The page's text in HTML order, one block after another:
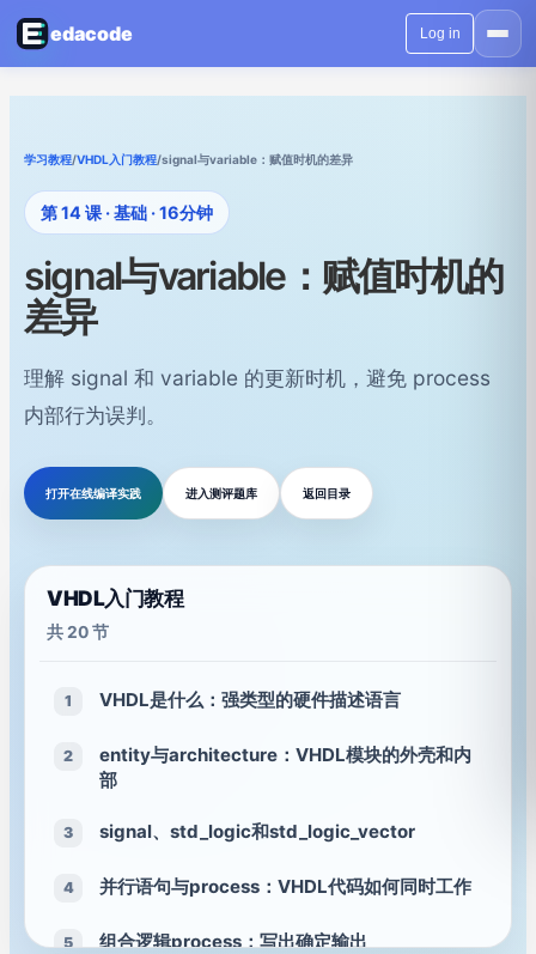
edacode Log in
学习教程/VHDL入门教程/signal与variable：赋值时机的差异
第 14 课 · 基础 · 16分钟
signal与variable：赋值时机的
差异
理解 signal 和 variable 的更新时机，避免 process
内部行为误判。
打开在线编译实践 进入测评题库 返回目录
VHDL入门教程
共 20 节
1 VHDL是什么：强类型的硬件描述语言
2
entity与architecture：VHDL模块的外壳和内
部
3 signal、std_logic和std_logic_vector
4 并行语句与process：VHDL代码如何同时工作
5 组合逻辑process：写出确定输出